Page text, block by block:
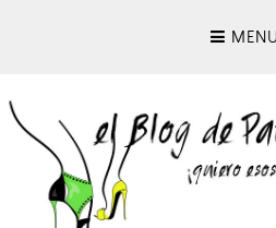
MENU